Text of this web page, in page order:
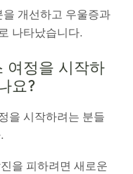
개선하고 우울증과
나타났습니다.
여정을 시작하
요?
을 시작하려는 분들
을 피하려면 새로운